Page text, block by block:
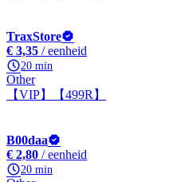
TraxStore
€ 3,35 / eenheid
20 min
Other
【VIP】【499R】
B00daa
€ 2,80 / eenheid
20 min